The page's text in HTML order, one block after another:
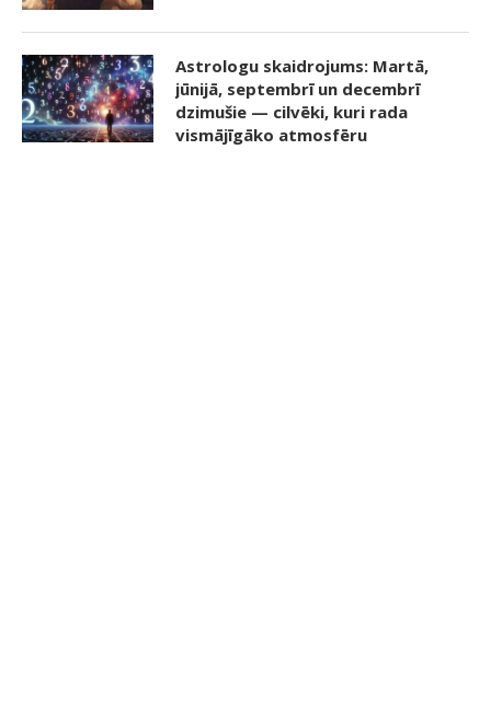
Astrologu skaidrojums: Martā,
jūnijā, septembrī un decembrī
dzimušie — cilvēki, kuri rada
vismājīgāko atmosfēru